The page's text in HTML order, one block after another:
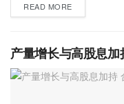
READ MORE
产量增长与高股息